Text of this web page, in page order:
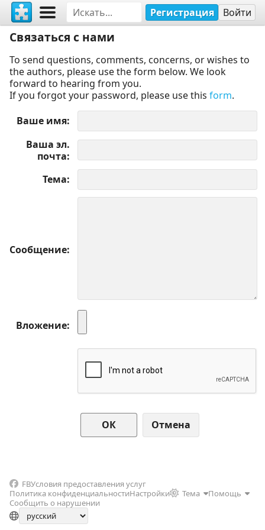
Регистрация Войти
Связаться с нами
To send questions, comments, concerns, or wishes to
the authors, please use the form below. We look
forward to hearing from you.
If you forgot your password, please use this form.
Ваше имя
Ваша эл.
почта
Тема
Сообщение
Вложение
Отмена
FBУсловия предоставления услуг
Политика конфиденциальностиНастройки Тема
Помощь
Сообщить о нарушении